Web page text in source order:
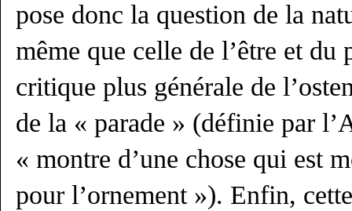
pose donc la question de la
même que celle de l’être et du
critique plus générale de
de la « parade » (définie par
« montre d’une chose qui est
pour l’ornement »). Enfin,